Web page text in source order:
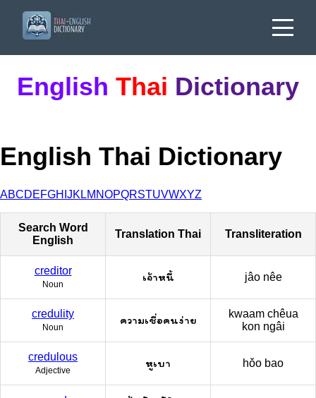
English Thai Dictionary
English Thai Dictionary
ABCDEFGH JK LM NOPQRSTUVWXYZ
Search Word
English
Translation Thai Transliteration
creditor
Noun
เจ้าหนี้ jâo nêe
credulity
Noun
ความเชื่อคนง่าย
kwaam chêua
kon ngâi
credulous
Adjective
หูเบา hǒo bao